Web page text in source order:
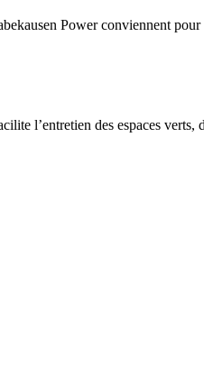
Power conviennent
l’entretien des espaces verts,